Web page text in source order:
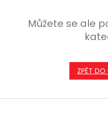
Můžete se ale
ZPĚT
Z